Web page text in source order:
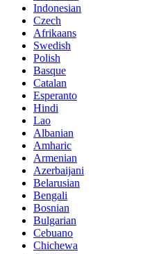
Indonesian
Czech
Afrikaans
Swedish
Polish
Basque
Catalan
Esperanto
Hindi
Lao
Albanian
Amharic
Armenian
Azerbaijani
Belarusian
Bengali
Bosnian
Bulgarian
Cebuano
Chichewa